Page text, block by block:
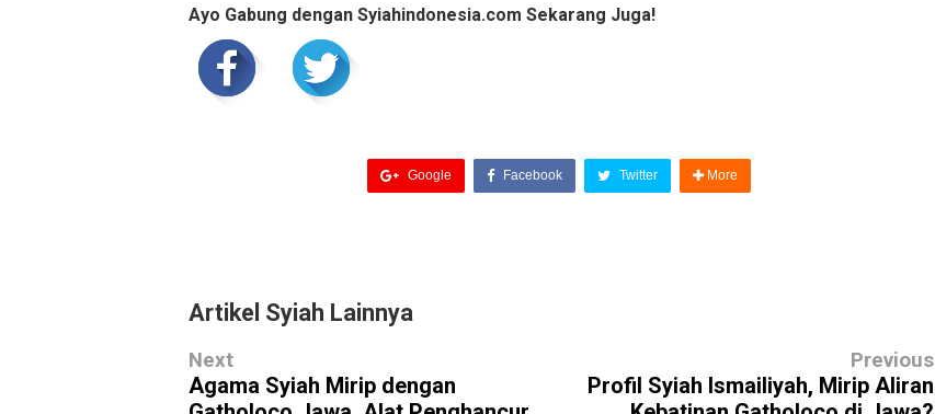
Ayo Gabung dengan Syiahindonesia.com Sekarang Juga!
Google Facebook Twitter More
Artikel Syiah Lainnya
Next
Agama Syiah Mirip dengan
Previous
Profil Syiah Ismailiyah, Mirip Aliran